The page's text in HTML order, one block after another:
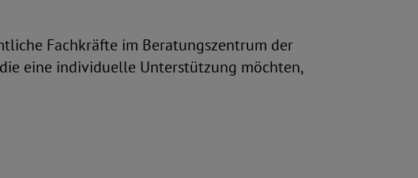
Fachkräfte im Beratungszentrum der
eine individuelle Unterstützung möchten,